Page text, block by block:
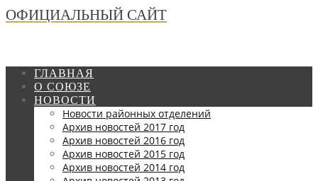
ОФИЦИАЛЬНЫЙ САЙТ
ГЛАВНАЯ
О СОЮЗЕ
НОВОСТИ
Новости районных отделений
Архив новостей 2017 год
Архив новостей 2016 год
Архив новостей 2015 год
Архив новостей 2014 год